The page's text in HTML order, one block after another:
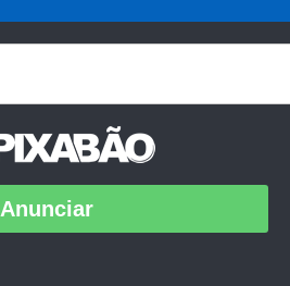
Anunciar